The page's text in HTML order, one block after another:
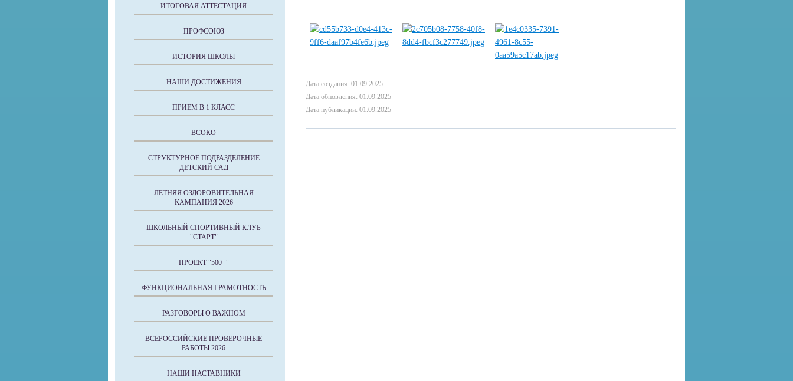
Дата создания: 01.09.2025
Дата обновления: 01.09.2025
Дата публикации: 01.09.2025
ИТОГОВАЯ АТТЕСТАЦИЯ
ПРОФСОЮЗ
ИСТОРИЯ ШКОЛЫ
НАШИ ДОСТИЖЕНИЯ
ПРИЕМ В 1 КЛАСС
ВСОКО
СТРУКТУРНОЕ ПОДРАЗДЕЛЕНИЕ
ДЕТСКИЙ САД
ЛЕТНЯЯ ОЗДОРОВИТЕЛЬНАЯ
КАМПАНИЯ 2026
ШКОЛЬНЫЙ СПОРТИВНЫЙ КЛУБ
"СТАРТ"
ПРОЕКТ "500+"
ФУНКЦИОНАЛЬНАЯ ГРАМОТНОСТЬ
РАЗГОВОРЫ О ВАЖНОМ
ВСЕРОССИЙСКИЕ ПРОВЕРОЧНЫЕ
РАБОТЫ 2026
НАШИ НАСТАВНИКИ